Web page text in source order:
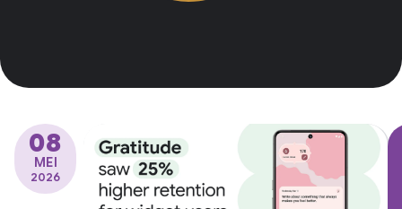
08
MEI
2026